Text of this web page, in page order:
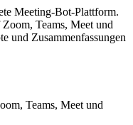
Meeting-Bot-Plattform.
Teams, Meet und
und Zusammenfassungen
Teams, Meet und